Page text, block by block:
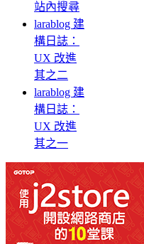
站內搜尋
larablog 建
構日誌：
UX 改進
其之二
larablog 建
構日誌：
UX 改進
其之一